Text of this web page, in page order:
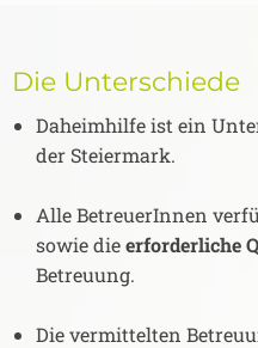
Die Unterschiede
Daheimhilfe ist ein
der Steiermark.
Alle BetreuerInnen
sowie dieerforderliche
Betreuung.
Die vermittelten